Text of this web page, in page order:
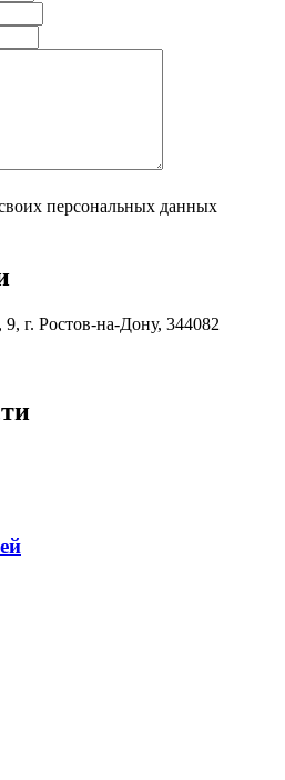
персональных данных
г. Ростов-на-Дону, 344082